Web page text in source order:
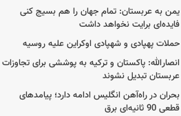
یمن به عربستان: تمام جهان را هم بسیج کنی
فایده‌ای برایت نخواهد داشت
حملات پهپادی و شهپادی اوکراین علیه روسیه
انصارالله: پاکستان و ترکیه به پوششی برای تجاوزات
عربستان تبدیل نشوند
بحران در راه‌آهن انگلیس ادامه دارد؛ پیامدهای
قطعی 90 ثانیه‌ای برق